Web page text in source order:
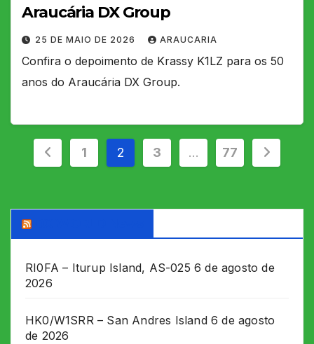
Araucária DX Group
25 DE MAIO DE 2026 ARAUCARIA
Confira o depoimento de Krassy K1LZ para os 50
anos do Araucária DX Group.
Paginação
posts
1 2 3 … 77
RI0FA – Iturup Island, AS-025 6 de agosto de
2026
HK0/W1SRR – San Andres Island 6 de agosto
de 2026